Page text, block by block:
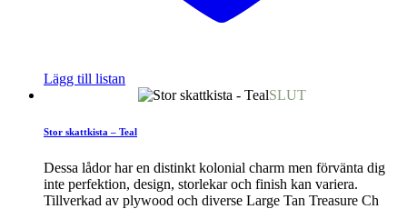
Lägg till listan
SLUT
Stor skattkista – Teal
Dessa lådor har en distinkt kolonial charm men förvänta dig
inte perfektion, design, storlekar och finish kan variera.
Tillverkad av plywood och diverse Large Tan Treasure Ch